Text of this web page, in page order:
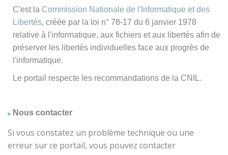
C'est la Commission Nationale de l'Informatique et des
Libertés, créée par la loi n° 78-17 du 6 janvier 1978
relative à l'informatique, aux fichiers et aux libertés afin de
préserver les libertés individuelles face aux progrès de
l'informatique.
Le portail respecte les recommandations de la CNIL.
Nous contacter
Si vous constatez un problème technique ou une
erreur sur ce portail, vous pouvez contacter